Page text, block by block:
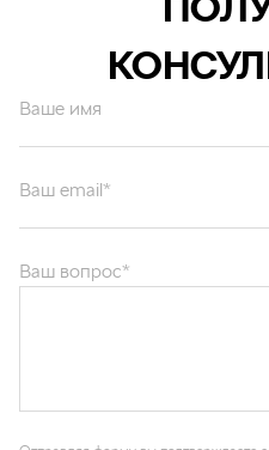
Ваше имя
персональных данных